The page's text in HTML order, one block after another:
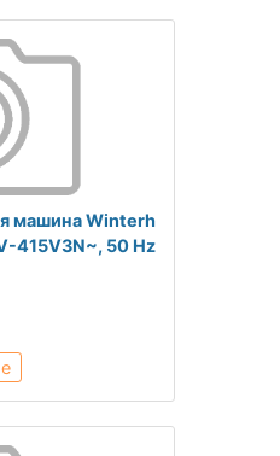
машина Winterh
415V3N~, 50 Hz